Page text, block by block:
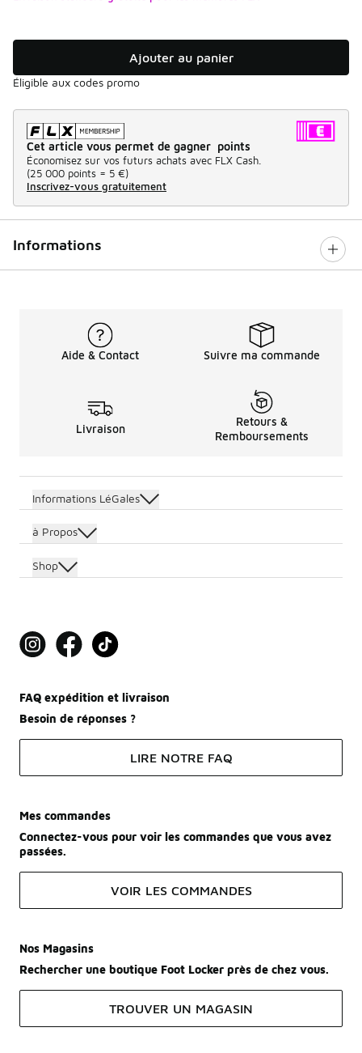
Ajouter au panier
Éligible aux codes promo
Cet article vous permet de gagner points
Économisez sur vos futurs achats avec FLX Cash.
(25 000 points = 5 €)
Inscrivez-vous gratuitement
Informations
Aide & Contact Suivre ma commande
Livraison
Retours &
Remboursements
Informations LéGales
à Propos
Shop
FAQ expédition et livraison
Besoin de réponses ?
LIRE NOTRE FAQ
Mes commandes
Connectez-vous pour voir les commandes que vous avez
passées.
VOIR LES COMMANDES
Nos Magasins
Rechercher une boutique Foot Locker près de chez vous.
TROUVER UN MAGASIN